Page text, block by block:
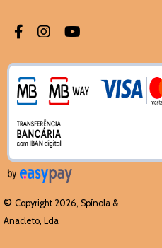
© Copyright 2026, Spínola &
Anacleto, Lda